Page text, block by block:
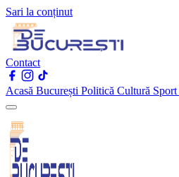
Sari la conținut
Contact
Acasă București Politică Cultură Sport